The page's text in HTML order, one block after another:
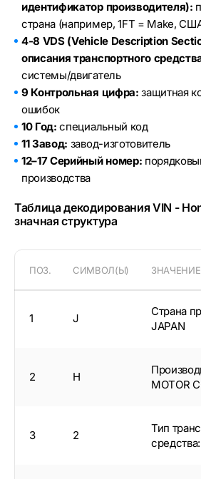
идентификатор производителя):
страна (например, 1FT = Make,
4-8 VDS (Vehicle Description
описания транспортного
системы/двигатель
9 Контрольная цифра: защитная
ошибок
10 Год: специальный код
11 Завод: завод-изготовитель
12–17 Серийный номер:
производства
Таблица декодирования VIN -
значная структура
ПОЗ. СИМВОЛ(Ы) ЗНАЧЕНИЕ
1 J
Страна
JAPAN
2 H
MOTOR
3 2
Тип